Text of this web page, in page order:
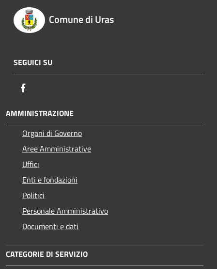
Comune di Uras
SEGUICI SU
AMMINISTRAZIONE
Organi di Governo
Aree Amministrative
Uffici
Enti e fondazioni
Politici
Personale Amministrativo
Documenti e dati
CATEGORIE DI SERVIZIO